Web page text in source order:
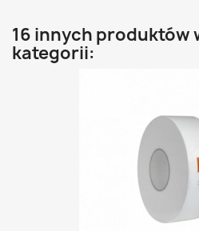
16 innych produktów
kategorii: